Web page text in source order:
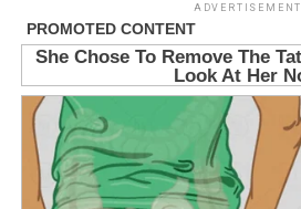
ADVERTISEMENT